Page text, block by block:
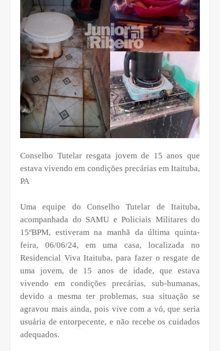
Conselho Tutelar resgata jovem de 15 anos que
estava vivendo em condições precárias em Itaituba,
PA
Uma equipe do Conselho Tutelar de Itaituba,
acompanhada do SAMU e Policiais Militares do
15ºBPM, estiveram na manhã da última quinta-
feira, 06/06/24, em uma casa, localizada no
Residencial Viva Itaituba, para fazer o resgate de
uma jovem, de 15 anos de idade, que estava
vivendo em condições precárias, sub-humanas,
devido a mesma ter problemas, sua situação se
agravou mais ainda, pois vive com a vó, que seria
usuária de entorpecente, e não recebe os cuidados
adequados.